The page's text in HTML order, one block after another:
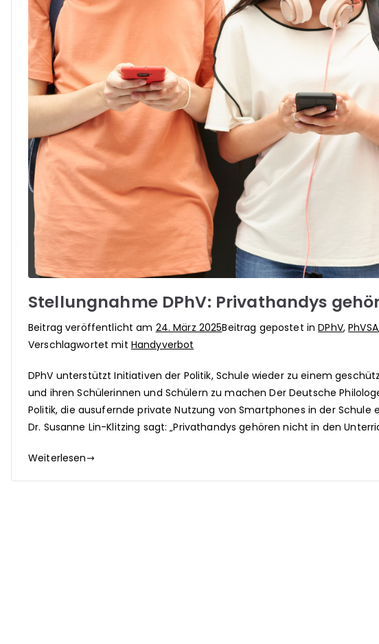
Stellungnahme DPhV: Privathandys
Beitrag veröffentlicht am 24. März 2025Beitrag gepostet inDPhV,PhVSA
Verschlagwortet mit Handyverbot
DPhV unterstützt Initiativen der Politik, Schule wieder zu einem
und ihren Schülerinnen und Schülern zu machen Der Deutsche
Politik, die ausufernde private Nutzung von Smartphones in der Schule
Dr. Susanne Lin-Klitzing sagt: „Privathandys gehören nicht in den
Weiterlesen